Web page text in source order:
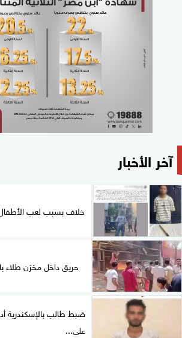
آخر الأخبار
خلاف بسبب لعب
حريق داخل مخزن طلاء
ضبط طالب بالإسكندرية
على...